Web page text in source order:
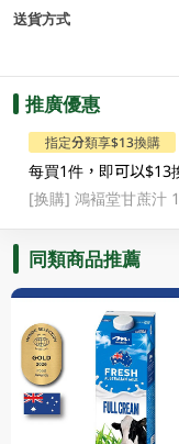
送貨方式
推廣優惠
指定分類享$13換購
每買1件，即可以$13
[换購]鴻褔堂甘蔗汁
同類商品推薦